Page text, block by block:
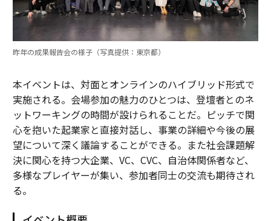
昨年の成果報告会の様子（写真提供：東京都）
本イベントは、対面とオンラインのハイブリッド形式で
実施される。会場参加の魅力のひとつは、登壇者とのネ
ットワーキングの時間が設けられることだ。ピッチで関
心を抱いた起業家と直接対話し、事業の詳細や今後の展
望について深く議論することができる。また社会課題解
決に関心を持つ大企業、VC、CVC、自治体関係者など、
多様なプレイヤーが集い、参加者同士の交流も期待され
る。